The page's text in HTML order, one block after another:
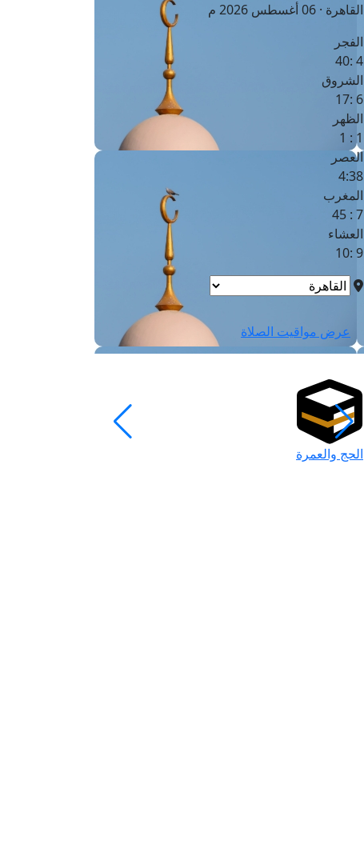
القاهرة · 06 أغسطس 2026 م
الفجر
4 :40
الشروق
6 :17
الظهر
1 : 1
العصر
4:38
المغرب
7 : 45
العشاء
9 :10
عرض مواقيت الصلاة
الحج والعمرة